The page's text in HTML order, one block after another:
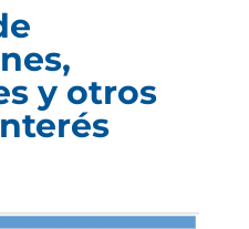
y otros